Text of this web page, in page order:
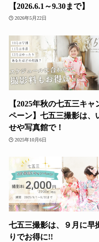
【2026.6.1～9.30まで】
2026年5月22日
【2025年秋の七五三キャ
ペーン】七五三撮影は、
せや写真館で！
2025年10月6日
七五三撮影は、９月に早
りでお得に!!